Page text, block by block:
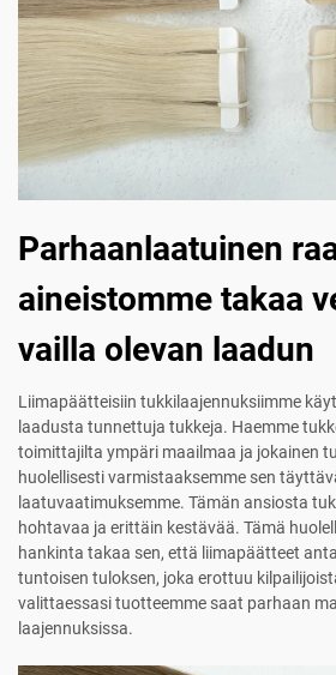
Parhaanlaatuinen
aineistomme takaa
vailla olevan laadun
Liimapäätteisiin tukkilaajennuksiimme
laadusta tunnettuja tukkeja. Haemme
toimittajilta ympäri maailmaa ja jokainen
huolellisesti varmistaaksemme sen
laatuvaatimuksemme. Tämän ansiosta
hohtavaa ja erittäin kestävää. Tämä
hankinta takaa sen, että liimapäätteet
tuntoisen tuloksen, joka erottuu
valittaessasi tuotteemme saat parhaan
laajennuksissa.